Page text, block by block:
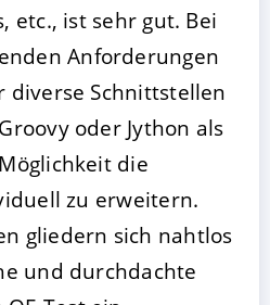
etc., ist sehr gut. Bei
Anforderungen
diverse Schnittstellen
oder Jython als
die
zu erweitern.
gliedern sich nahtlos
und durchdachte